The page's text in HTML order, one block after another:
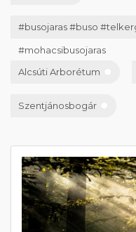
#busojaras #buso
#mohacsibusojaras
Alcsúti Arborétum
Szentjánosbogár